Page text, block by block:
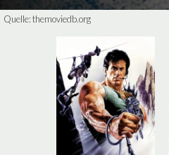
Quelle:themoviedb.org